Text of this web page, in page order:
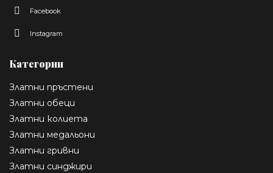
Facebook
Instagram
Категории
Златни пръстени
Златни обеци
Златни колиета
Златни медальони
Златни гривни
Златни синджири